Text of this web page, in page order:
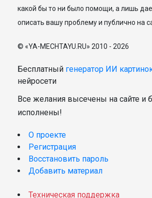
какой бы то ни было помощи, а лишь
описать вашу проблему и публично на
© «YA-MECHTAYU.RU» 2010 - 2026
Бесплатный генератор ИИ
нейросети
Все желания высечены на сайте и
исполнены!
О проекте
Регистрация
Восстановить пароль
Добавить материал
Техническая поддержка